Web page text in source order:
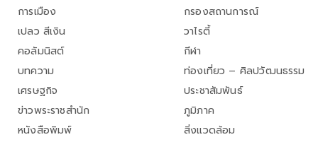
การเมือง
เปลว สีเงิน
คอลัมนิสต์
บทความ
เศรษฐกิจ
ข่าวพระราชสำนัก
หนังสือพิมพ์
กรองสถานการณ์
วาไรตี้
กีฬา
ท่องเที่ยว – ศิลปวัฒนธรรม
ประชาสัมพันธ์
ภูมิภาค
สิ่งแวดล้อม